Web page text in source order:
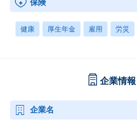
保険
健康 厚生年金 雇用 労災
企業情報
企業名